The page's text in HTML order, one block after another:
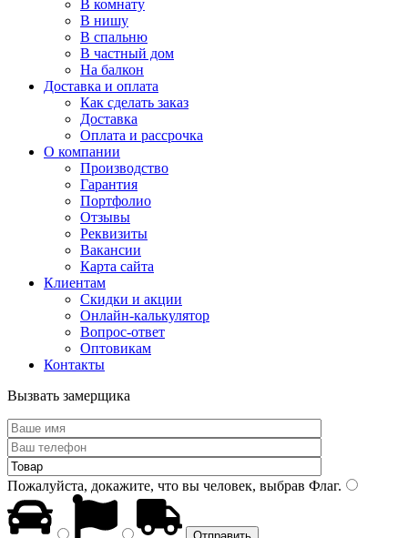
В комнату
В нишу
В спальню
В частный дом
На балкон
Доставка и оплата
Как сделать заказ
Доставка
Оплата и рассрочка
О компании
Производство
Гарантия
Портфолио
Отзывы
Реквизиты
Вакансии
Карта сайта
Клиентам
Скидки и акции
Онлайн-калькулятор
Вопрос-ответ
Оптовикам
Контакты
Вызвать замерщика
Пожалуйста, докажите, что вы человек, выбрав Флаг.